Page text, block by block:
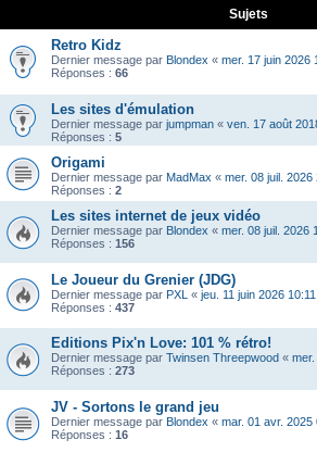
Sujets
Retro Kidz
Dernier message par Blondex « mer. 17 juin 2026
Réponses : 66
Les sites d'émulation
Dernier message par jumpman « ven. 17 août
Réponses : 5
Origami
Dernier message par MadMax « mer. 08 juil. 2026
Réponses : 2
Les sites internet de jeux vidéo
Dernier message par Blondex « mer. 08 juil. 2026
Réponses : 156
Le Joueur du Grenier (JDG)
Dernier message par PXL « jeu. 11 juin 2026 10:11
Réponses : 437
Editions Pix'n Love: 101 % rétro!
Dernier message par Twinsen Threepwood «
Réponses : 273
JV - Sortons le grand jeu
Dernier message par Blondex « mar. 01 avr. 2025
Réponses : 16